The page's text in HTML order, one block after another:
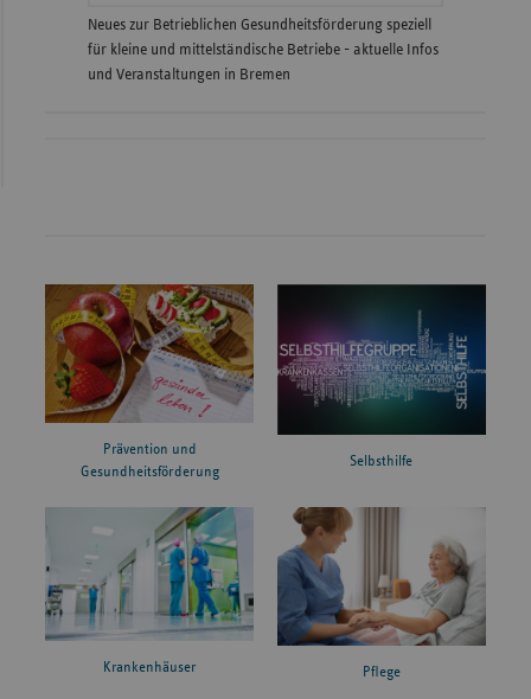
Neues zur Betrieblichen Gesundheitsförderung speziell
für kleine und mittelständische Betriebe - aktuelle Infos
und Veranstaltungen in Bremen
Prävention und
Gesundheitsförderung
Selbsthilfe
Krankenhäuser Pflege